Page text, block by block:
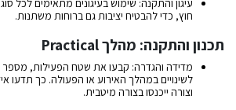
עיגון והתקנה: שימוש בעיגונים מתאימים לכל
חוץ, כדי להבטיח יציבות גם ברוחות משתנות.
תכנון והתקנה: מהלך Practical
מדידה והגדרה: קבעו את שטח הפעילות,
לשינויים במהלך האירוע או הפעולה. כך תדעו
וצורה ייכנסו בצורה מיטבית.